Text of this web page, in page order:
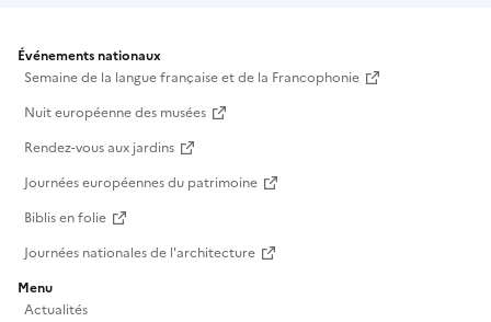
Événements nationaux
Semaine de la langue française et de la Francophonie
Nuit européenne des musées
Rendez-vous aux jardins
Journées européennes du patrimoine
Biblis en folie
Journées nationales de l'architecture
Menu
Actualités